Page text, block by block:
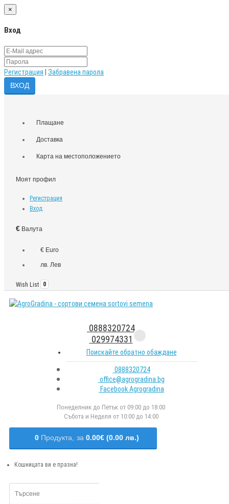
×
Вход
Регистрация Забравена парола
Плащане
Доставка
Карта на местоположението
Моят профил
Регистрация
Вход
€ Валута
€ Euro
лв. Лев
Wish List 0
0888320724
029974331
Поискайте обратно обаждане
0888320724
office@agrogradina.bg
Facebook Agrogradina
Понеделник до Петък от 09:00 до 18:00
Събота и Неделя от 10:00 до 14:00
0 Продукта, за 0.00€ (0.00 лв.)
Кошницата ви е празна!